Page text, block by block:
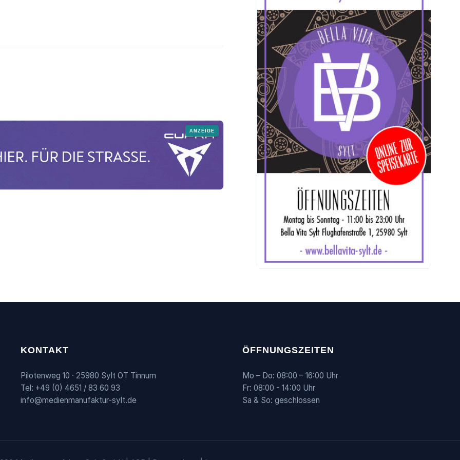
KONTAKT
Pilotenweg 10 · 25980 Sylt OT Tinnum
Tel: +49 (0) 4651 / 83 60 93
info@medienmanufaktur-sylt.de
ÖFFNUNGSZEITEN
Mo – Do: 08:00 – 16:00 Uhr
Fr: 08:00 - 14:00 Uhr
Sa & So: geschlossen